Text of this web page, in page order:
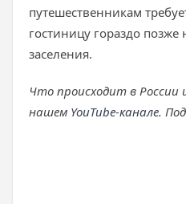
путешественникам
гостиницу гораздо
заселения.
Что происходит в России
нашем YouTube-канале.